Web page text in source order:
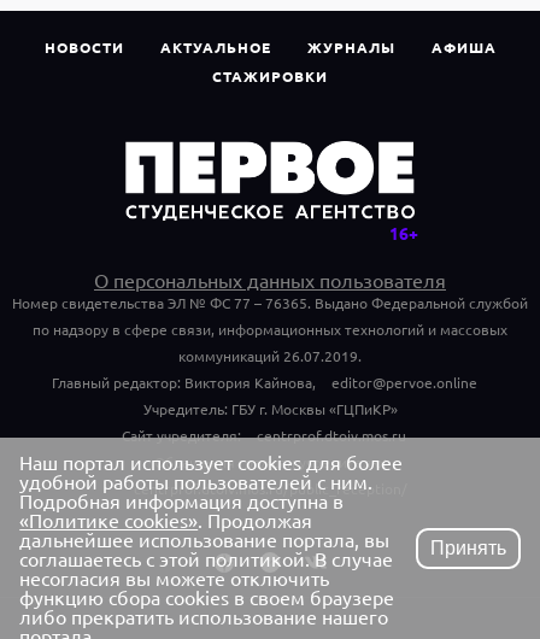
НОВОСТИ АКТУАЛЬНОЕ ЖУРНАЛЫ
АФИША
СТАЖИРОВКИ
О персональных данных пользователя
Номер свидетельства ЭЛ № ФС 77 – 76365. Выдано Федеральной службой
по надзору в сфере связи, информационных технологий и массовых
коммуникаций 26.07.2019.
Главный редактор: Виктория Кайнова,
editor@pervoe.online
Учредитель: ГБУ г. Москвы «ГЦПиКР»
Сайт учредителя:
centrprof.dtoiv.mos.ru
Обращения граждан учредителю:
centrprof.dtoiv.mos.ru/public_reception/
Наш портал использует cookies для более
удобной работы пользователей с ним.
Подробная информация доступна в
«Политике cookies». Продолжая
дальнейшее использование портала, вы
соглашаетесь с этой политикой. В случае
несогласия вы можете отключить
функцию сбора cookies в своем браузере
либо прекратить использование нашего
Принять